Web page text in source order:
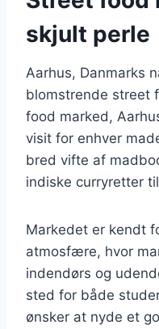
skjult perle
Aarhus, Danmarks
blomstrende street
food marked,
visit for enhver
bred vifte af
indiske curryretter
Markedet er kendt
atmosfære, hvor
indendørs og
sted for både
ønsker at nyde et